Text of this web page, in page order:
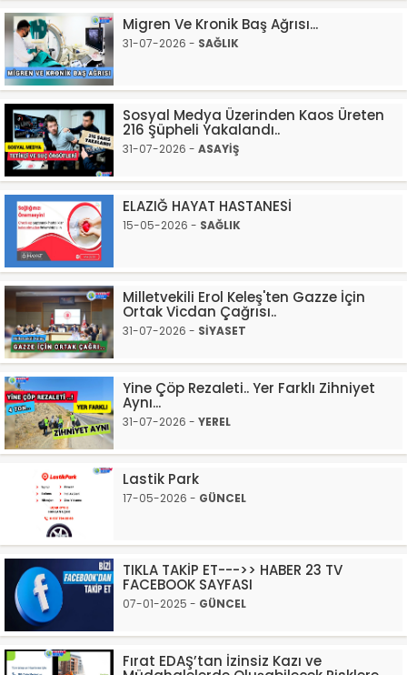
Migren Ve Kronik Baş Ağrısı...
31-07-2026 - SAĞLIK
Sosyal Medya Üzerinden Kaos Üreten
216 Şüpheli Yakalandı..
31-07-2026 - ASAYİŞ
ELAZIĞ HAYAT HASTANESİ
15-05-2026 - SAĞLIK
Milletvekili Erol Keleş'ten Gazze İçin
Ortak Vicdan Çağrısı..
31-07-2026 - SİYASET
Yine Çöp Rezaleti.. Yer Farklı Zihniyet
Aynı...
31-07-2026 - YEREL
Lastik Park
17-05-2026 - GÜNCEL
TIKLA TAKİP ET--->> HABER 23 TV
FACEBOOK SAYFASI
07-01-2025 - GÜNCEL
Fırat EDAŞ’tan İzinsiz Kazı ve